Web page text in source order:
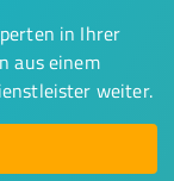
in Ihrer
aus einem
weiter.